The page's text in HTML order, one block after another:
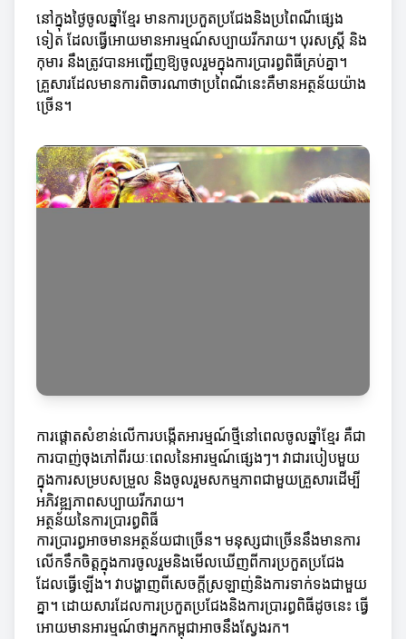
នៅក្នុងថ្ងៃចូលឆ្នាំខ្មែរ មានការប្រកួតប្រជែងនិងប្រពៃណីផ្សេង
ទៀត ដែលធ្វើអោយមានអារម្មណ៍សប្បាយរីករាយ។ បុរសស្ត្រី និង
កុមារ នឹងត្រូវបានអញ្ជើញឱ្យចូលរួមក្នុងការប្រារព្ធពិធីគ្រប់គ្នា។
គ្រួសារដែលមានការពិចារណាថាប្រពៃណីនេះគឺមានអត្ថន័យយ៉ាង
ច្រើន។
ការផ្តោតសំខាន់លើការបង្កើតអារម្មណ៍ថ្មីនៅពេលចូលឆ្នាំខ្មែរ គឺជា
ការបាញ់ចុងភៅពីរយៈពេលនៃអារម្មណ៍ផ្សេងៗ។ វាជារបៀបមួយ
ក្នុងការសម្របសម្រួល និងចូលរួមសកម្មភាពជាមួយគ្រួសារដើម្បី
អភិវឌ្ឍភាពសប្បាយរីករាយ។
អត្ថន័យនៃការប្រារព្ធពិធី
ការប្រារព្ធអាចមានអត្ថន័យជាច្រើន។ មនុស្សជាច្រើននឹងមានការ
លើកទឹកចិត្តក្នុងការចូលរួមនិងមើលឃើញពីការប្រកួតប្រជែង
ដែលធ្វើឡើង។ វាបង្ហាញពីសេចក្តីស្រឡាញ់និងការទាក់ទងជាមួយ
គ្នា។ ដោយសារដែលការប្រកួតប្រជែងនិងការប្រារព្ធពិធីដូចនេះ ធ្វើ
អោយមានអារម្មណ៍ថាអ្នកកម្ពុជាអាចនឹងស្វែងរក។